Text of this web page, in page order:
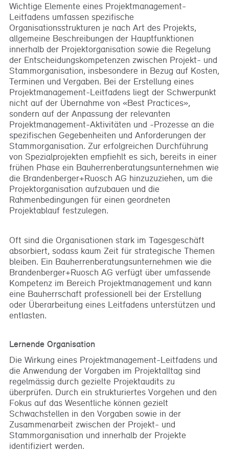
Wichtige Elemente eines Projektmanagement-
Leitfadens umfassen spezifische
Organisationsstrukturen je nach Art des Projekts,
allgemeine Beschreibungen der Hauptfunktionen
innerhalb der Projektorganisation sowie die Regelung
der Entscheidungskompetenzen zwischen Projekt- und
Stammorganisation, insbesondere in Bezug auf Kosten,
Terminen und Vergaben. Bei der Erstellung eines
Projektmanagement-Leitfadens liegt der Schwerpunkt
nicht auf der Übernahme von «Best Practices»,
sondern auf der Anpassung der relevanten
Projektmanagement-Aktivitäten und -Prozesse an die
spezifischen Gegebenheiten und Anforderungen der
Stammorganisation. Zur erfolgreichen Durchführung
von Spezialprojekten empfiehlt es sich, bereits in einer
frühen Phase ein Bauherrenberatungsunternehmen wie
die Brandenberger+Ruosch AG hinzuzuziehen, um die
Projektorganisation aufzubauen und die
Rahmenbedingungen für einen geordneten
Projektablauf festzulegen.
Oft sind die Organisationen stark im Tagesgeschäft
absorbiert, sodass kaum Zeit für strategische Themen
bleiben. Ein Bauherrenberatungsunternehmen wie die
Brandenberger+Ruosch AG verfügt über umfassende
Kompetenz im Bereich Projektmanagement und kann
eine Bauherrschaft professionell bei der Erstellung
oder Überarbeitung eines Leitfadens unterstützen und
entlasten.
Lernende Organisation
Die Wirkung eines Projektmanagement-Leitfadens und
die Anwendung der Vorgaben im Projektalltag sind
regelmässig durch gezielte Projektaudits zu
überprüfen. Durch ein strukturiertes Vorgehen und den
Fokus auf das Wesentliche können gezielt
Schwachstellen in den Vorgaben sowie in der
Zusammenarbeit zwischen der Projekt- und
Stammorganisation und innerhalb der Projekte
identifiziert werden.